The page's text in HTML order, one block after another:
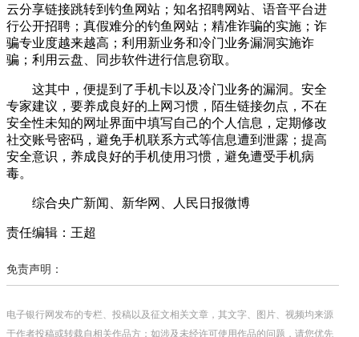
云分享链接跳转到钓鱼网站；知名招聘网站、语音平台进
行公开招聘；真假难分的钓鱼网站；精准诈骗的实施；诈
骗专业度越来越高；利用新业务和冷门业务漏洞实施诈
骗；利用云盘、同步软件进行信息窃取。
这其中，便提到了手机卡以及冷门业务的漏洞。安全
专家建议，要养成良好的上网习惯，陌生链接勿点，不在
安全性未知的网址界面中填写自己的个人信息，定期修改
社交账号密码，避免手机联系方式等信息遭到泄露；提高
安全意识，养成良好的手机使用习惯，避免遭受手机病
毒。
综合央广新闻、新华网、人民日报微博
责任编辑：王超
免责声明：
电子银行网发布的专栏、投稿以及征文相关文章，其文字、图片、视频均来源
于作者投稿或转载自相关作品方；如涉及未经许可使用作品的问题，请您优先